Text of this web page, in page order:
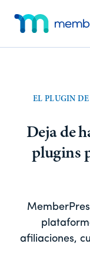
contenido
principal
de
Menú
adicional
todo
uno
para
EL PLUGIN
Deja de
plugins
afiliaciones,